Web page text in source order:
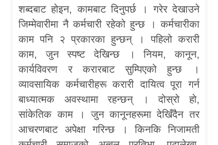
शब्दबाट होइन, कामबाट दिनुपर्छ । गरेर देखाउने
जिम्मेवारीमा नै कर्मचारी रहेको हुन्छ । कर्मचारीका
काम पनि २ प्रकारका हुन्छन् । पहिलो करारी
काम, जुन स्पष्ट देखिन्छ । नियम, कानून,
कार्यविवरण र करारबाट सुम्पिएको हुन्छ ।
व्यावसायिक कर्मचारीहरू करारी दायित्व पूरा गर्न
बाध्यात्मक अवस्थामा रहन्छन् । दोस्रो हो,
सांकेतिक काम । जुन कानूनहरूमा देखिँदैन तर
आचरणबाट अपेक्षा गरिन्छ । किनकि निजामती